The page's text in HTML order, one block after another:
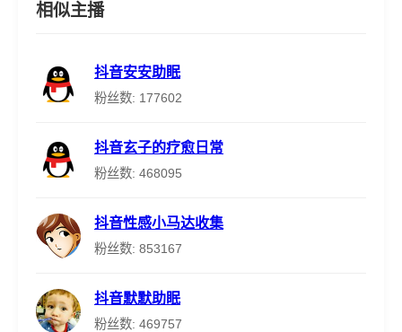
相似主播
抖音安安助眠
粉丝数: 177602
抖音玄子的疗愈日常
粉丝数: 468095
抖音性感小马达收集
粉丝数: 853167
抖音默默助眠
粉丝数: 469757